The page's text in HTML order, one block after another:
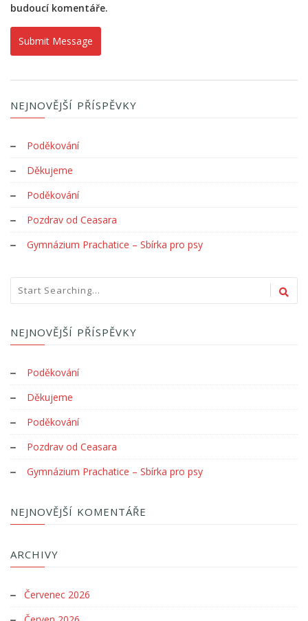
budoucí komentáře.
NEJNOVĚJŠÍ PŘÍSPĚVKY
Poděkování
Děkujeme
Poděkování
Pozdrav od Ceasara
Gymnázium Prachatice – Sbírka pro psy
NEJNOVĚJŠÍ PŘÍSPĚVKY
Poděkování
Děkujeme
Poděkování
Pozdrav od Ceasara
Gymnázium Prachatice – Sbírka pro psy
NEJNOVĚJŠÍ KOMENTÁŘE
ARCHIVY
Červenec 2026